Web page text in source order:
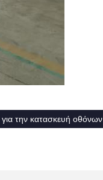
την κατασκευή οθόνων